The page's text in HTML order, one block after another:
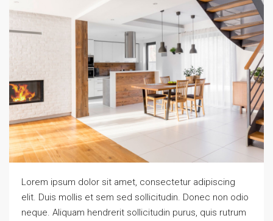
Lorem ipsum dolor sit amet, consectetur adipiscing
elit. Duis mollis et sem sed sollicitudin. Donec non odio
neque. Aliquam hendrerit sollicitudin purus, quis rutrum